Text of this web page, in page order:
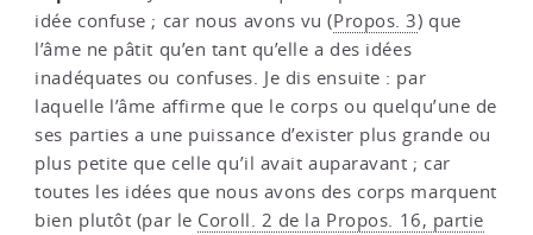
idée confuse ; car nous avons vu (Propos. 3) que
l’âme ne pâtit qu’en tant qu’elle a des idées
inadéquates ou confuses. Je dis ensuite : par
laquelle l’âme affirme que le corps ou quelqu’une de
ses parties a une puissance d’exister plus grande ou
plus petite que celle qu’il avait auparavant ; car
toutes les idées que nous avons des corps marquent
bien plutôt (par le Coroll. 2 de la Propos. 16, partie